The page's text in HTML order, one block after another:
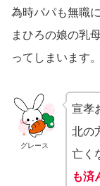
為時パパも無職
まひろの娘の乳
ってしまいます。
グレース
宣孝
北の
亡く
も済